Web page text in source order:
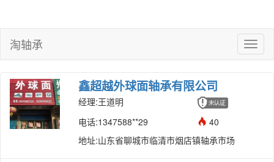
淘轴承
鑫超越外球面轴承有限公司
经理:王道明
电话:1347588**29
40
地址:山东省聊城市临清市烟店镇轴承市场